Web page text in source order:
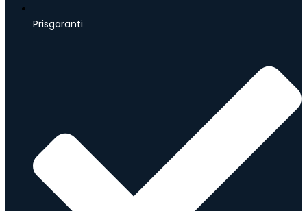
Prisgaranti